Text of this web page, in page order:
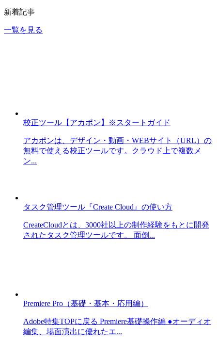
新着記事
一覧を見る
校正ツール【アカポン】※スタートガイド
アカポンは、デザイン・動画・WEBサイト（URL）の
無料で使える校正ツールです。クラウド上で複数メ
ン...
タスク管理ツール『Create Cloud』の使い方
CreateCloudとは、3000社以上の制作経験をもとに開発
されたタスク管理ツールです。 面倒...
Premiere Pro（基礎・基本・応用編）
Adobe特集TOPに戻る Premiere基礎操作編 ●オーディオ
編集、場面演出に優れたエ...